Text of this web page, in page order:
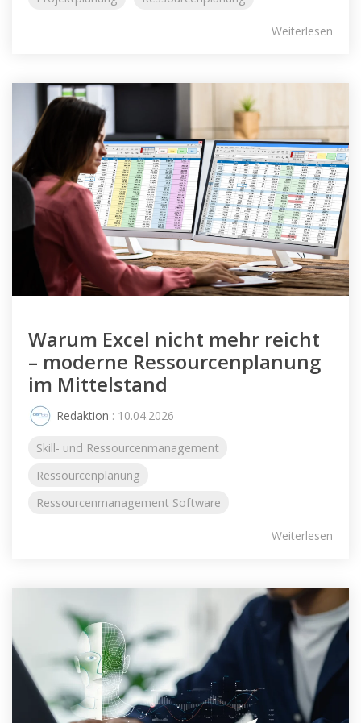
Weiterlesen
Warum Excel nicht mehr reicht
– moderne Ressourcenplanung
im Mittelstand
Redaktion : 10.04.2026
Skill- und Ressourcenmanagement
Ressourcenplanung
Ressourcenmanagement Software
Weiterlesen